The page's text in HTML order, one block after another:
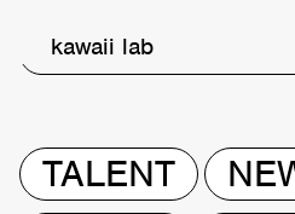
kawaii lab
TALENT